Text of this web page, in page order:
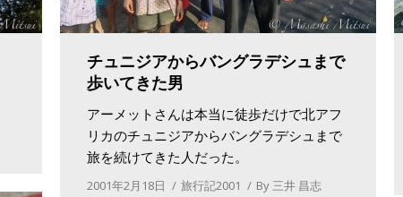
チュニジアからバングラデシュまで
歩いてきた男
アーメットさんは本当に徒歩だけで北アフ
リカのチュニジアからバングラデシュまで
旅を続けてきた人だった。
2001年2月18日 旅行記2001 By 三井 昌志